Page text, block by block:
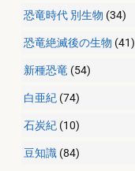
恐竜時代 別生物 (34)
恐竜絶滅後の生物 (41)
新種恐竜 (54)
白亜紀 (74)
石炭紀 (10)
豆知識 (84)